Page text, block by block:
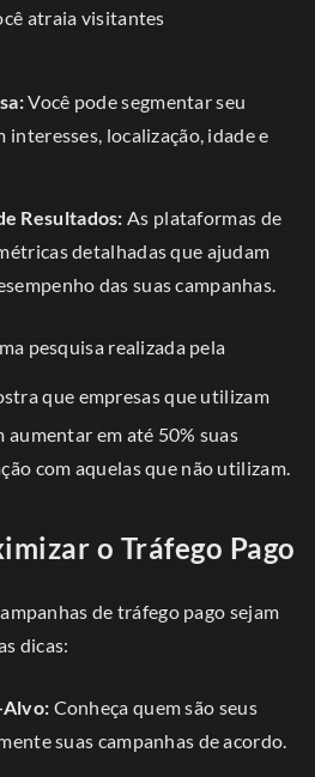
atraia visitantes
Você pode segmentar seu
interesses, localização, idade e
Resultados: As plataformas de
detalhadas que ajudam
das suas campanhas.
pesquisa realizada pela
que empresas que utilizam
aumentar em até 50% suas
com aquelas que não utilizam.
o Tráfego Pago
de tráfego pago sejam
dicas:
Alvo: Conheça quem são seus
suas campanhas de acordo.